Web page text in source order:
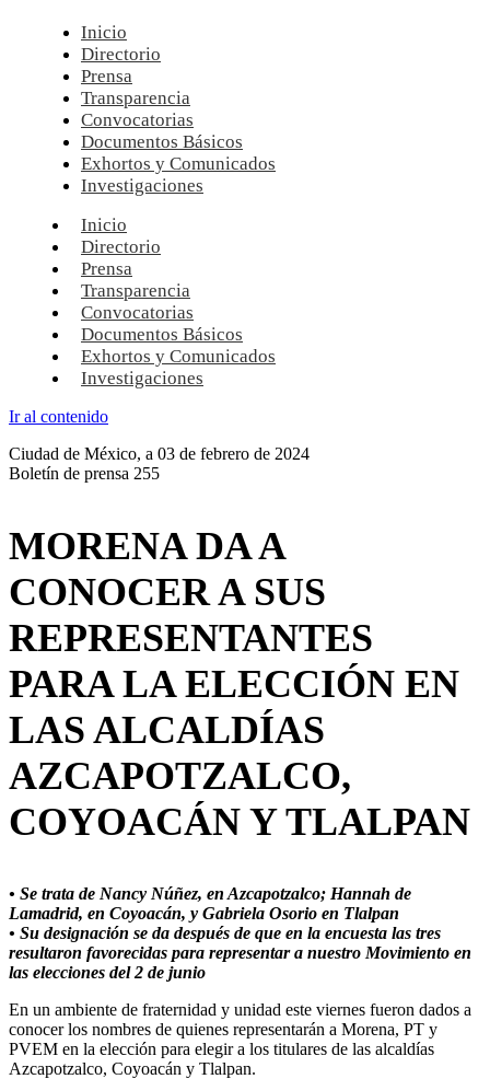
Inicio
Directorio
Prensa
Transparencia
Convocatorias
Documentos Básicos
Exhortos y Comunicados
Investigaciones
Inicio
Directorio
Prensa
Transparencia
Convocatorias
Documentos Básicos
Exhortos y Comunicados
Investigaciones
Ir al contenido
Ciudad de México, a 03 de febrero de 2024
Boletín de prensa 255
MORENA DA A
CONOCER A SUS
REPRESENTANTES
PARA LA ELECCIÓN EN
LAS ALCALDÍAS
AZCAPOTZALCO,
COYOACÁN Y TLALPAN
• Se trata de Nancy Núñez, en Azcapotzalco; Hannah de
Lamadrid, en Coyoacán, y Gabriela Osorio en Tlalpan
• Su designación se da después de que en la encuesta las tres
resultaron favorecidas para representar a nuestro Movimiento en
las elecciones del 2 de junio
En un ambiente de fraternidad y unidad este viernes fueron dados a
conocer los nombres de quienes representarán a Morena, PT y
PVEM en la elección para elegir a los titulares de las alcaldías
Azcapotzalco, Coyoacán y Tlalpan.